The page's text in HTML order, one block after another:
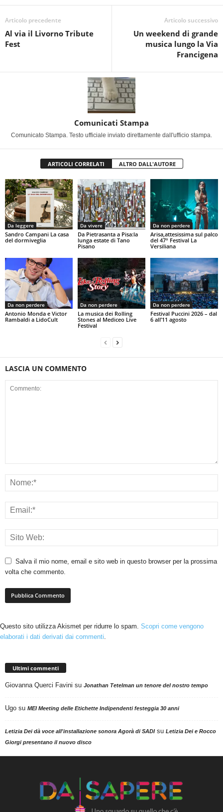
Articolo precedente
Al via il Livorno Tribute
Fest
Articolo successivo
Un weekend di grande
musica lungo la Via
Francigena
Comunicati Stampa
Comunicato Stampa. Testo ufficiale inviato direttamente dall'ufficio stampa.
ARTICOLI CORRELATI ALTRO DALL'AUTORE
Da leggere
Sandro Campani La casa
del dormiveglia
Da vivere
Da Pietrasanta a Pisa:la
lunga estate di Tano
Pisano
Da non perdere
Arisa,attesissima sul palco
del 47° Festival La
Versiliana
Da non perdere
Antonio Monda e Victor
Rambaldi a LidoCult
Da non perdere
La musica dei Rolling
Stones al Mediceo Live
Festival
Da non perdere
Festival Puccini 2026 – dal
6 all’11 agosto
LASCIA UN COMMENTO
Salva il mio nome, email e sito web in questo browser per la prossima
volta che commento.
Questo sito utilizza Akismet per ridurre lo spam. Scopri come vengono
elaborati i dati derivati dai commenti.
Ultimi commenti
Giovanna Querci Favini su Jonathan Tetelman un tenore del nostro tempo
Ugo su MEI Meeting delle Etichette Indipendenti festeggia 30 anni
Letizia Dei dà voce all'installazione sonora Agorà di SADIsu Letizia Dei e Rocco
Giorgi presentano il nuovo disco